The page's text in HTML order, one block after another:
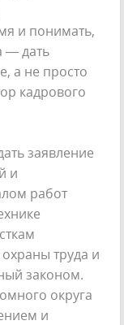
и понимать,
— дать
а не просто
кадрового
заявление
и
работ
труда и
законом.
округа
и